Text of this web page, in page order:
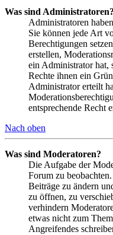
Was sind Administratoren?
Administratoren
Sie können jede Art
Berechtigungen
erstellen,
ein Administrator hat,
Rechte ihnen ein
Administrator erteilt
entsprechende Recht
Nach oben
Was sind Moderatoren?
Die Aufgabe der
Forum zu
Beiträge zu ändern
zu öffnen, zu
verhindern
etwas nicht zum
Angreifendes